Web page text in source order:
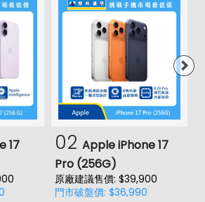
17
02 Apple iPhone 17
Pro (256G)
原廠建議售價: $39,900
門市破盤價: $36,990